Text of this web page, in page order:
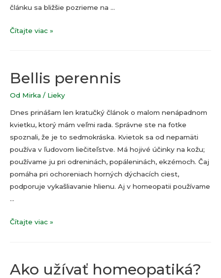
článku sa bližšie pozrieme na …
Prechladnutie
Čítajte viac »
Bellis perennis
Od Mirka / Lieky
Dnes prinášam len kratučký článok o malom nenápadnom
kvietku, ktorý mám veľmi rada. Správne ste na fotke
spoznali, že je to sedmokráska. Kvietok sa od nepamäti
používa v ľudovom liečiteľstve. Má hojivé účinky na kožu;
používame ju pri odreninách, popáleninách, ekzémoch. Čaj
pomáha pri ochoreniach horných dýchacích ciest,
podporuje vykašliavanie hlienu. Aj v homeopatii používame
…
Bellis
Čítajte viac »
Ako užívať homeopatiká?